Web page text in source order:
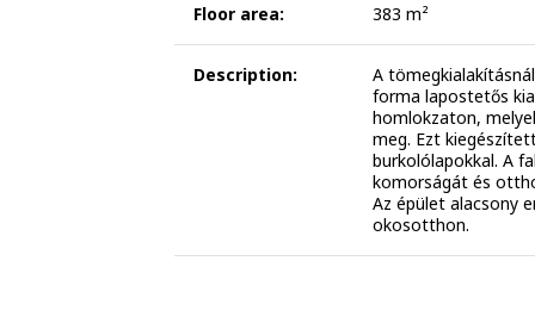
Floor area: 383 m²
Description:
A
forma lapostetős
homlokzaton,
meg. Ezt
burkolólapokkal. A
komorságát és
Az épület alacsony
okosotthon.